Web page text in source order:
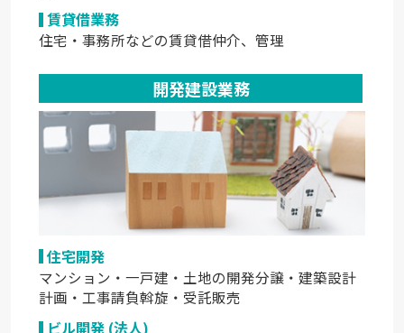
賃貸借業務
住宅・事務所などの賃貸借仲介、管理
開発建設業務
住宅開発
マンション・一戸建・土地の開発分譲・建築設計
計画・工事請負斡旋・受託販売
ビル開発 (法人)